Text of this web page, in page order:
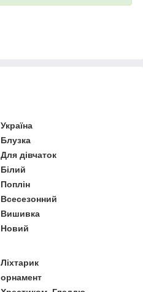
Україна
Блузка
Для дівчаток
Білий
Поплін
Всесезонний
Вишивка
Новий
Ліхтарик
орнамент